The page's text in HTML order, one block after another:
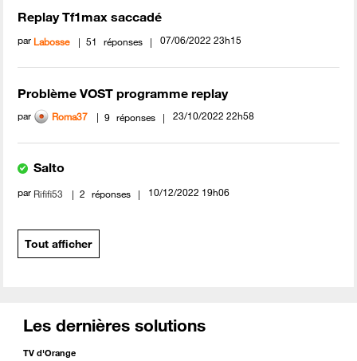
Replay Tf1max saccadé
par Labosse 51 réponses ‎07/06/2022 23h15
Problème VOST programme replay
par Roma37 9 réponses ‎23/10/2022 22h58
Salto
par Rififi53 2 réponses ‎10/12/2022 19h06
Tout afficher
Les dernières solutions
TV d'Orange